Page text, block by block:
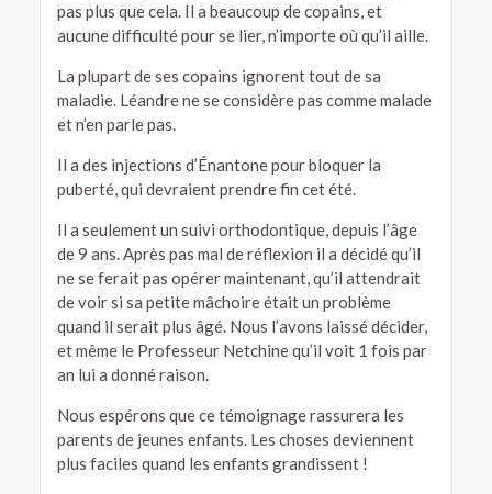
pas plus que cela. Il a beaucoup de copains, et
aucune difficulté pour se lier, n’importe où qu’il aille.
La plupart de ses copains ignorent tout de sa
maladie. Léandre ne se considère pas comme malade
et n’en parle pas.
Il a des injections d’Énantone pour bloquer la
puberté, qui devraient prendre fin cet été.
Il a seulement un suivi orthodontique, depuis l’âge
de 9 ans. Après pas mal de réflexion il a décidé qu’il
ne se ferait pas opérer maintenant, qu’il attendrait
de voir si sa petite mâchoire était un problème
quand il serait plus âgé. Nous l’avons laissé décider,
et même le Professeur Netchine qu’il voit 1 fois par
an lui a donné raison.
Nous espérons que ce témoignage rassurera les
parents de jeunes enfants. Les choses deviennent
plus faciles quand les enfants grandissent !